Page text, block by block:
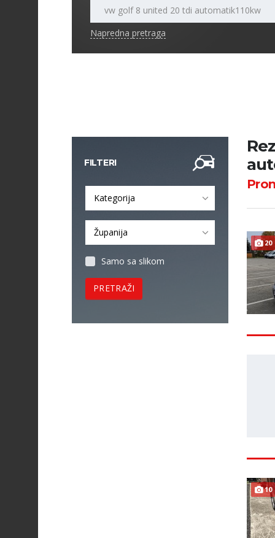
Napredna pretraga
FILTERI
Kategorija
Županija
Samo sa slikom
PRETRAŽI
20
10